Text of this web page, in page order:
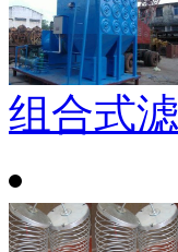
组合式